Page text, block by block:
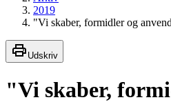
2019
"Vi skaber, formidler og
Udskriv
"Vi skaber,